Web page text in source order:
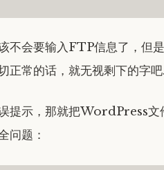
不会要输入FTP信息了，但
正常的话，就无视剩下的字
提示，那就把WordPress文
问题：